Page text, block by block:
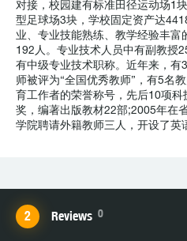
对接，校园建有标准田径运动场1
型足球场3块，学校固定资产达
业、专业技能熟练、教学经验丰富
192人。专业技术人员中有副教授
有中级专业技术职称。近年来，有
师被评为“全国优秀教师”，有5名
育工作者的荣誉称号，先后10项
奖，编著出版教材22部;2005年在
学院聘请外籍教师三人，开设了英
Reviews 0